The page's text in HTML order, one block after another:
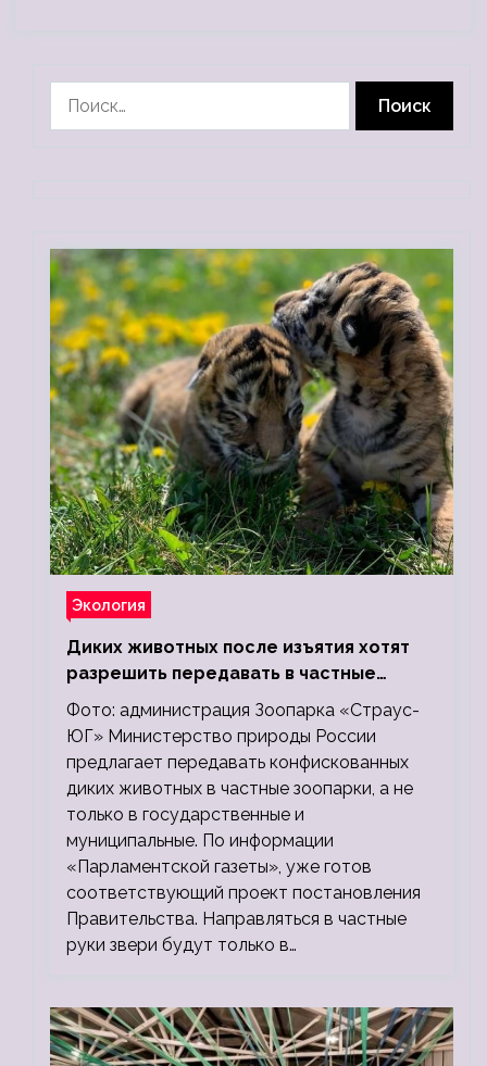
Экология
Диких животных после изъятия хотят
разрешить передавать в частные
зоопарки
Фото: администрация Зоопарка «Страус-
ЮГ» Министерство природы России
предлагает передавать конфискованных
диких животных в частные зоопарки, а не
только в государственные и
муниципальные. По информации
«Парламентской газеты», уже готов
соответствующий проект постановления
Правительства. Направляться в частные
руки звери будут только в…